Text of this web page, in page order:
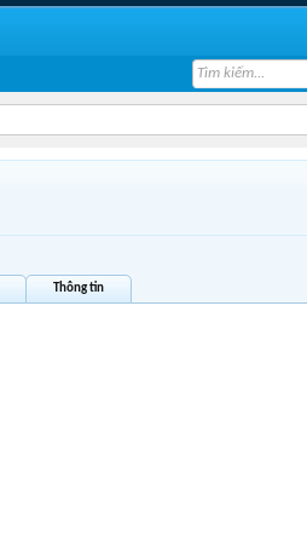
Thông tin